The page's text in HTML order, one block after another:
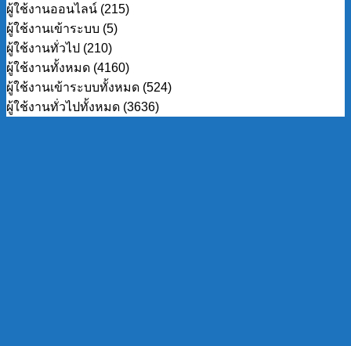
ผู้ใช้งานออนไลน์ (215)
ผู้ใช้งานเข้าระบบ (5)
ผู้ใช้งานทั่วไป (210)
ผู้ใช้งานทั้งหมด (4160)
ผู้ใช้งานเข้าระบบทั้งหมด (524)
ผู้ใช้งานทั่วไปทั้งหมด (3636)